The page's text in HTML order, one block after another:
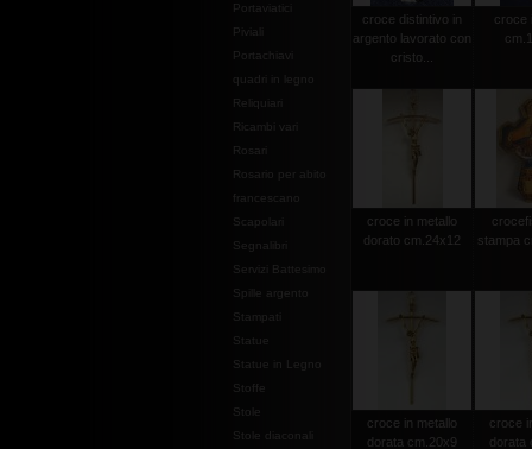
Portaviatici
Piviali
Portachiavi
quadri in legno
Reliquiari
Ricambi vari
Rosari
Rosario per abito
francescano
Scapolari
Segnalibri
Servizi Battesimo
Spille argento
Stampati
Statue
Statue in Legno
Stoffe
Stole
Stole diaconali
croce distintivo in
argento lavorato con
cristo...
croce
croce in metallo
dorato cm.24x12
stampa
croce in metallo
dorata cm.20x9
croce
dorata